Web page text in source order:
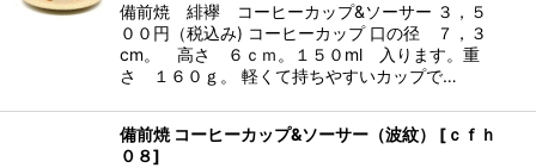
備前焼 緋襷 コーヒーカップ&ソーサー ３，５
００円（税込み) コーヒーカップ 口の径 ７，３
cm。 高さ ６ｃｍ。１５０ml 入ります。重
さ １６０ｇ。 軽くて持ちやすいカップで…
備前焼 コーヒーカップ&ソーサー（波紋） [ ｃｆｈ
０８]